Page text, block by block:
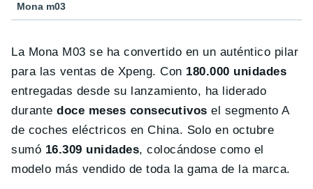
Mona m03
La Mona M03 se ha convertido en un auténtico pilar
para las ventas de Xpeng. Con 180.000 unidades
entregadas desde su lanzamiento, ha liderado
durantedoce meses consecutivos el segmento A
de coches eléctricos en China. Solo en octubre
sumó 16.309 unidades, colocándose como el
modelo más vendido de toda la gama de la marca.